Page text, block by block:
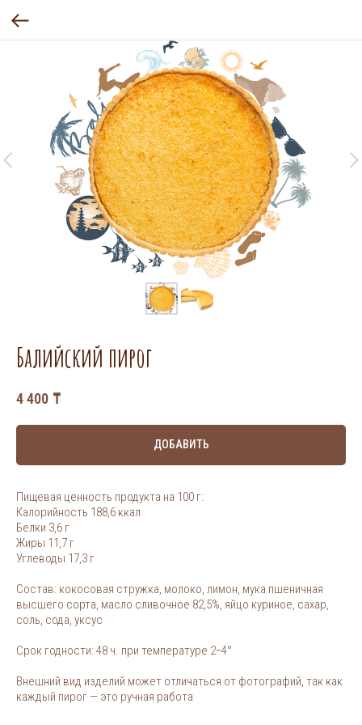
Балийский пирог
4 400 ₸
ДОБАВИТЬ
Пищевая ценность продукта на 100 г:
Калорийность 188,6 ккал
Белки 3,6 г
Жиры 11,7 г
Углеводы 17,3 г
Состав: кокосовая стружка, молоко, лимон, мука пшеничная
высшего сорта, масло сливочное 82,5%, яйцо куриное, сахар,
соль, сода, уксус
Срок годности: 48 ч. при температуре 2−4°
Внешний вид изделий может отличаться от фотографий, так как
каждый пирог — это ручная работа